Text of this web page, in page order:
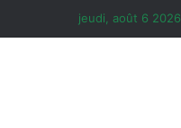
jeudi, août 6 2026